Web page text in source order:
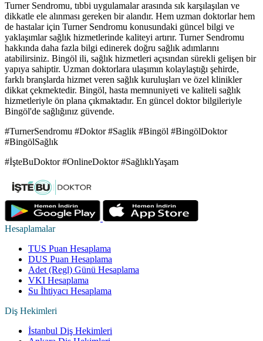
Turner Sendromu, tıbbi uygulamalar arasında sık karşılaşılan ve
dikkatle ele alınması gereken bir alandır. Hem uzman doktorlar hem
de hastalar için Turner Sendromu konusundaki güncel bilgi ve
yaklaşımlar sağlık hizmetlerinde kaliteyi artırır. Turner Sendromu
hakkında daha fazla bilgi edinerek doğru sağlık adımlarını
atabilirsiniz. Bingöl ili, sağlık hizmetleri açısından sürekli gelişen bir
yapıya sahiptir. Uzman doktorlara ulaşımın kolaylaştığı şehirde,
farklı branşlarda hizmet veren sağlık kuruluşları ve özel klinikler
dikkat çekmektedir. Bingöl, hasta memnuniyeti ve kaliteli sağlık
hizmetleriyle ön plana çıkmaktadır. En güncel doktor bilgileriyle
Bingöl'de sağlığınız güvende.
#TurnerSendromu #Doktor #Saglik #Bingöl #BingölDoktor
#BingölSağlık
#İşteBuDoktor #OnlineDoktor #SağlıklıYaşam
Hesaplamalar
TUS Puan Hesaplama
DUS Puan Hesaplama
Adet (Regl) Günü Hesaplama
VKI Hesaplama
Su İhtiyacı Hesaplama
Diş Hekimleri
İstanbul Diş Hekimleri